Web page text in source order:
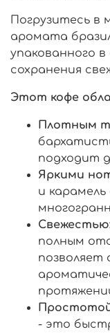
Погрузитесь в
аромата
упакованного
сохранения
Этот кофе
Плотным
подходит
Яркими
и
полным
позволяет
Простотой
- это